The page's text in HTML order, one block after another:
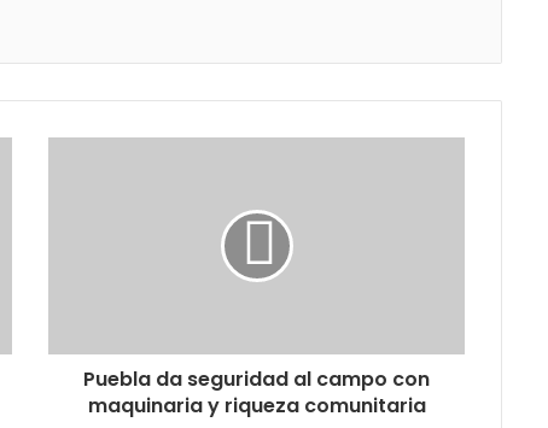
Puebla da seguridad al campo con
maquinaria y riqueza comunitaria